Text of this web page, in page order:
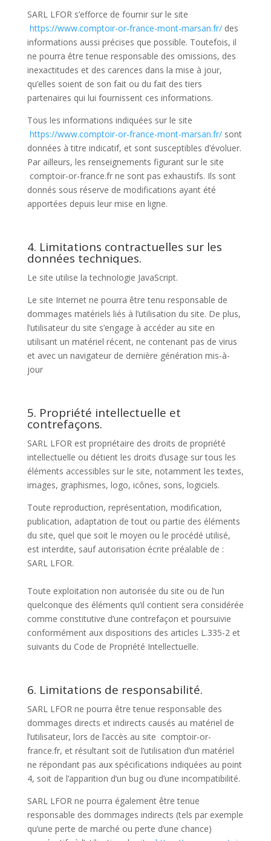
SARL LFOR s’efforce de fournir sur le site
https://www.comptoir-or-france-mont-marsan.fr/des
informations aussi précises que possible. Toutefois, il
ne pourra être tenue responsable des omissions, des
inexactitudes et des carences dans la mise à jour,
qu’elles soient de son fait ou du fait des tiers
partenaires qui lui fournissent ces informations.
Tous les informations indiquées sur le site
https://www.comptoir-or-france-mont-marsan.fr/sont
données à titre indicatif, et sont susceptibles d’évoluer.
Par ailleurs, les renseignements figurant sur le site
comptoir-or-france.fr ne sont pas exhaustifs. Ils sont
donnés sous réserve de modifications ayant été
apportées depuis leur mise en ligne.
4. Limitations contractuelles sur les
données techniques.
Le site utilise la technologie JavaScript.
Le site Internet ne pourra être tenu responsable de
dommages matériels liés à l’utilisation du site. De plus,
l’utilisateur du site s’engage à accéder au site en
utilisant un matériel récent, ne contenant pas de virus
et avec un navigateur de dernière génération mis-à-
jour
5. Propriété intellectuelle et
contrefaçons.
SARL LFOR est propriétaire des droits de propriété
intellectuelle ou détient les droits d’usage sur tous les
éléments accessibles sur le site, notamment les textes,
images, graphismes, logo, icônes, sons, logiciels.
Toute reproduction, représentation, modification,
publication, adaptation de tout ou partie des éléments
du site, quel que soit le moyen ou le procédé utilisé,
est interdite, sauf autorisation écrite préalable de :
SARL LFOR.
Toute exploitation non autorisée du site ou de l’un
quelconque des éléments qu’il contient sera considérée
comme constitutive d’une contrefaçon et poursuivie
conformément aux dispositions des articles L.335-2 et
suivants du Code de Propriété Intellectuelle.
6. Limitations de responsabilité.
SARL LFOR ne pourra être tenue responsable des
dommages directs et indirects causés au matériel de
l’utilisateur, lors de l’accès au site comptoir-or-
france.fr, et résultant soit de l’utilisation d’un matériel
ne répondant pas aux spécifications indiquées au point
4, soit de l’apparition d’un bug ou d’une incompatibilité.
SARL LFOR ne pourra également être tenue
responsable des dommages indirects (tels par exemple
qu’une perte de marché ou perte d’une chance)